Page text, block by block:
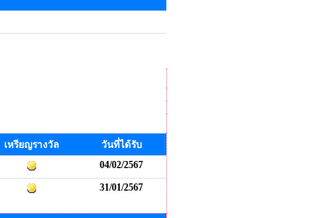
เหรียญรางวัล
วันที่ได้รับ
04/02/2567
31/01/2567